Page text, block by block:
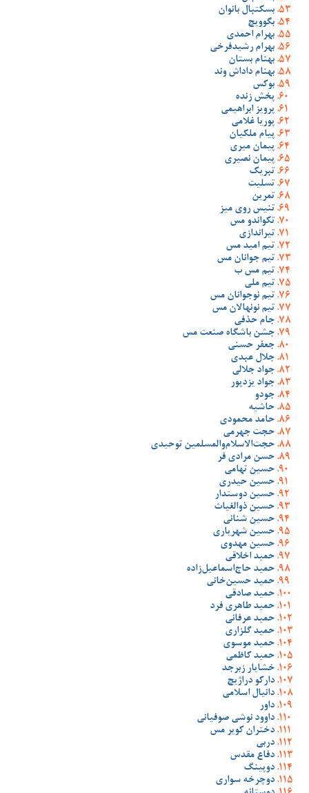
بسکتبال بانوان
بگوویچ
بهرام احمدی
بهرام رشیدفرخی
بهنام بستان
بهنام داداش وند
بوکس
پخش زنده
پرویز ابراهیمی
پوریا غلامی
پیام ملکیان
پیمان میری
پیمان نصیری
تبریک
تسلیت
تمرین
تنیس روی میز
تکواندو مس
تیراندازی
تیم امید مس
تیم جوانان مس
تیم مس ب
تیم ملی
تیم نوجوانان مس
تیم نونهالان مس
جام حذفی
جشن باشگاه صنعت مس
جعفر حسنی
جلال عبدی
جواد جلالی
جواد یزدپور
جودو
حاشیه
حامد محمودی
حجت جهرمی
حجت‌الاسلام‌والمسلمین توحیدی
حسن مرادی فر
حسین تهامی
حسین حیدری
حسین دوستدار
حسین ذوالغیاث
حسین شنانی
حسین شهریاری
حسین مهدوی
حمید اخلاقی
حمید حاج‌اسماعیل‌زاده
حمید حسین‌خانی
حمید صادقی
حمید طاهری فرد
حمید عرفانی
حمید گلزاری
حمید موسوی
حمید کاظمی
خشایار زبرجد
دارکو دراژیچ
دانیال اسلامی
داور
داوود نوشی صوفیانی
دختران کویر مس
دربی
دفاع مقدس
دوپینگ
دوچرخه سواری